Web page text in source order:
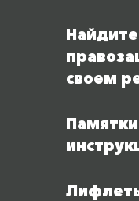
Найдите
своем